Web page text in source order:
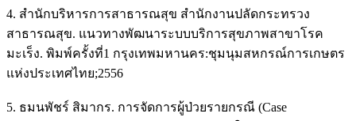
4. สำนักบริหารการสาธารณสุข สำนักงานปลัดกระทรวง
สาธารณสุข. แนวทางพัฒนาระบบบริการสุขภาพสาขาโรค
มะเร็ง. พิมพ์ครั้งที่1 กรุงเทพมหานคร:ชุมนุมสหกรณ์การเกษตร
แห่งประเทศไทย;2556
5. ธมนพัชร์ สิมากร. การจัดการผู้ป่วยรายกรณี (Case